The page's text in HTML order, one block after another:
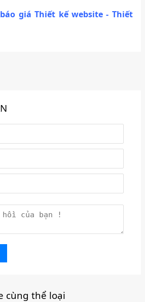
giá Thiết kế website - Thiết
cùng thể loại